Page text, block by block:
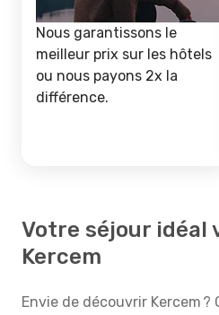
Nous garantissons le
meilleur prix sur les hôtels
ou nous payons 2x la
différence.
Votre séjour idéal
Kercem
Envie de découvrir Kercem ?